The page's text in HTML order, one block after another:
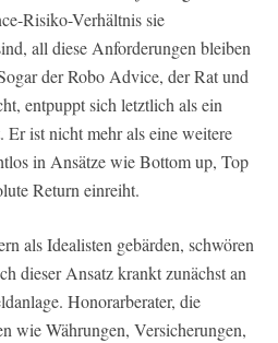
Risiko-Verhältnis sie
all diese Anforderungen bleiben
der Robo Advice, der Rat und
entpuppt sich letztlich als ein
ist nicht mehr als eine weitere
in Ansätze wie Bottom up, Top
Return einreiht.
als Idealisten gebärden, schwören
dieser Ansatz krankt zunächst an
Honorarberater, die
wie Währungen, Versicherungen,